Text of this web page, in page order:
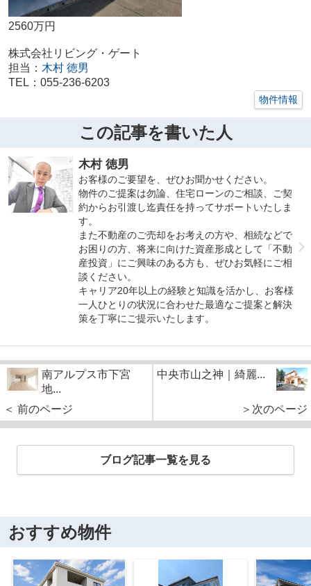
2560万円
株式会社リビング・ゲート
担当： 木村 徳男
TEL：055-236-6203
物件情報
この記事を書いた人
木村 徳男
お客様のご要望を、ぜひお聞かせください。
物件のご提案は勿論、住宅ローンのご相談、ご契
約からお引渡し迄責任を持ってサポートいたしま
す。
また不動産のご売却をお考えの方や、相続などで
お困りの方、将来に向けた資産形成として「不動
産投資」にご興味のある方も、ぜひお気軽にご相
談ください。
キャリア20年以上の経験と知識を活かし、お客様
一人ひとりの状況に合わせた最適なご提案と解決
策を丁寧にご提示いたします。
南アルプス市下宮
地...
＜ 前のページ
中央市山之神｜綺麗...
＞次のページ
ブログ記事一覧を見る
おすすめ物件